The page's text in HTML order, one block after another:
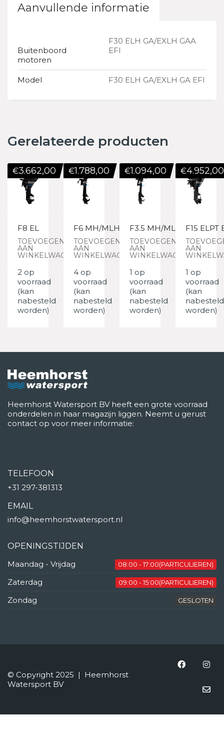
Aanvullende informatie
Buitenboord
motoren
F30 ELH GA/EXLH GAA
EFI
Model F30 ELH GA/EXLH GA EFI
Gerelateerde producten
F8 EL
TOEVOEGEN
AAN
WINKELWAGEN
€3.662,00
2 op
voorraad
(kan
nabesteld
worden)
F6 MH/MLH
TOEVOEGEN
AAN
WINKELWAGEN
€1.788,00
4 op
voorraad
(kan
nabesteld
worden)
F3.5 MH/MLH
TOEVOEGEN
AAN
WINKELWAGEN
€1.094,00
1 op
voorraad
(kan
nabesteld
worden)
F15 ELPT
AAN
€4.952,00
1 op
voorraad
(kan
nabesteld
worden)
Heemhorst Watersport BV heeft een grote voorraad
onderdelen in haar magazijn liggen. Neemt u gerust
contact op voor meer informatie:
TELEFOON
+31 297-381313
EMAIL
info@heemhorstwatersport.nl
OPENINGSTIJDEN
Maandag - Vrijdag
08:00 - 17:00(PARTICULIEREN)
Zaterdag 09:00 - 15:00(PARTICULIEREN)
Zondag GESLOTEN
© Copyright 2025 | Heemhorst
Watersport BV